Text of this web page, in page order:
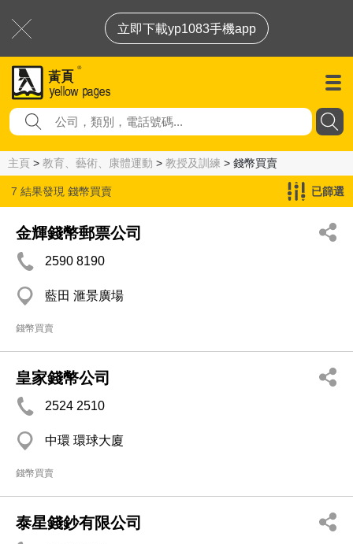
立即下載yp1083手機app
主頁 > 教育、藝術、康體運動 > 教授及訓練 > 錢幣買賣
7 結果發現 錢幣買賣 已篩選
金輝錢幣郵票公司
2590 8190
藍田 滙景廣場
錢幣買賣
皇家錢幣公司
2524 2510
中環 環球大廈
錢幣買賣
泰星錢鈔有限公司